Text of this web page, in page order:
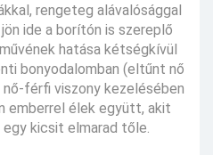
rengeteg alávalósággal
ide a borítón is szereplő
hatása kétségkívül
bonyodalomban (eltűnt nő
nő-férfi viszony kezelésében
emberrel élek együtt, akit
egy kicsit elmarad tőle.